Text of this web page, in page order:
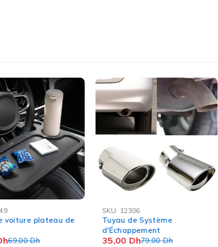
voiture plateau de
69,00Dh
SKU: 12306
Tuyau de Système
d'Échappement
79,00Dh
35,00 Dh